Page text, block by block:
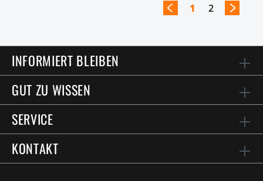
1 2
INFORMIERT BLEIBEN
GUT ZU WISSEN
SERVICE
KONTAKT